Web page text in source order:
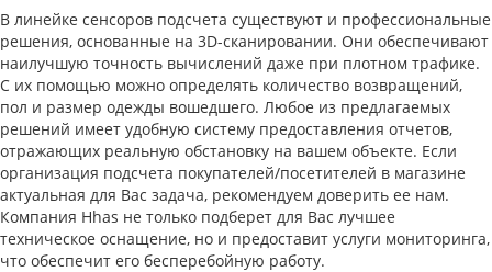
В линейке сенсоров подсчета существуют и профессиональные
решения, основанные на 3D-сканировании. Они обеспечивают
наилучшую точность вычислений даже при плотном трафике.
С их помощью можно определять количество возвращений,
пол и размер одежды вошедшего. Любое из предлагаемых
решений имеет удобную систему предоставления отчетов,
отражающих реальную обстановку на вашем объекте. Если
организация подсчета покупателей/посетителей в магазине
актуальная для Вас задача, рекомендуем доверить ее нам.
Компания Hhas не только подберет для Вас лучшее
техническое оснащение, но и предоставит услуги мониторинга,
что обеспечит его бесперебойную работу.